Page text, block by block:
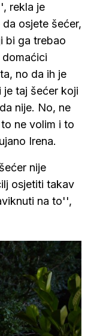
rekla je
osjete šećer,
bi ga trebao
no da ih je
je taj šećer koji
nije. No, ne
ne volim i to
Irena.
nije
osjetiti takav
na to'',